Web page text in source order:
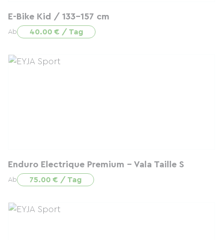
E-Bike Kid / 133-157 cm
Ab 40.00 € / Tag
Enduro Electrique Premium - Vala Taille S
Ab 75.00 € / Tag